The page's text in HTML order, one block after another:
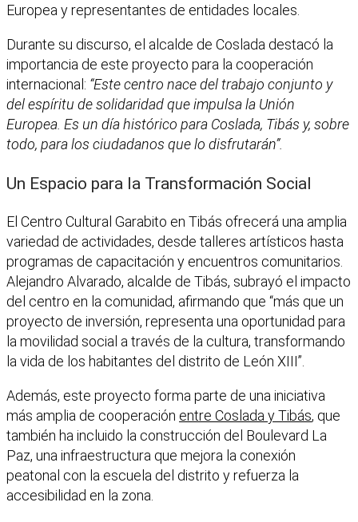
Europea y representantes de entidades locales.
Durante su discurso, el alcalde de Coslada destacó la
importancia de este proyecto para la cooperación
internacional: “Este centro nace del trabajo conjunto y
del espíritu de solidaridad que impulsa la Unión
Europea. Es un día histórico para Coslada, Tibás y, sobre
todo, para los ciudadanos que lo disfrutarán”.
Un Espacio para la Transformación Social
El Centro Cultural Garabito en Tibás ofrecerá una amplia
variedad de actividades, desde talleres artísticos hasta
programas de capacitación y encuentros comunitarios.
Alejandro Alvarado, alcalde de Tibás, subrayó el impacto
del centro en la comunidad, afirmando que “más que un
proyecto de inversión, representa una oportunidad para
la movilidad social a través de la cultura, transformando
la vida de los habitantes del distrito de León XIII”.
Además, este proyecto forma parte de una iniciativa
más amplia de cooperación entre Coslada y Tibás, que
también ha incluido la construcción del Boulevard La
Paz, una infraestructura que mejora la conexión
peatonal con la escuela del distrito y refuerza la
accesibilidad en la zona.